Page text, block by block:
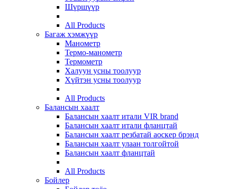
Шүршүүр
All Products
Багаж хэмжүүр
Манометр
Термо-манометр
Термометр
Халуун усны тоолуур
Хүйтэн усны тоолуур
All Products
Балансын хаалт
Балансын хаалт итали VIR brand
Балансын хаалт итали фланцтай
Балансын хаалт резбатай аоскер брэнд
Балансын хаалт улаан толгойтой
Балансын хаалт фланцтай
All Products
Бойлер